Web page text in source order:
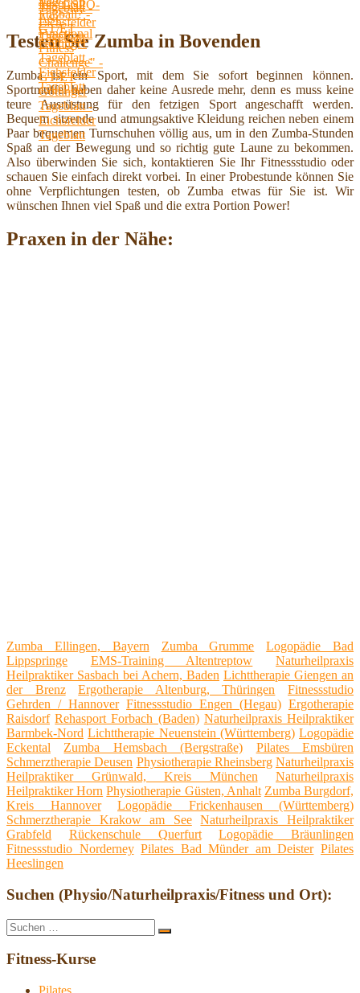
Testen Sie Zumba in Bovenden
Zumba ist ein Sport, mit dem Sie sofort beginnen können.
Sportmuffel haben daher keine Ausrede mehr, denn es muss keine
teure Ausrüstung für den fetzigen Sport angeschafft werden.
Bequem sitzende und atmungsaktive Kleidung reichen neben einem
Paar bequemen Turnschuhen völlig aus, um in den Zumba-Stunden
Spaß an der Bewegung und so richtig gute Laune zu bekommen.
Also überwinden Sie sich, kontaktieren Sie Ihr Fitnessstudio oder
schauen Sie einfach direkt vorbei. In einer Probestunde können Sie
ohne Verpflichtungen testen, ob Zumba etwas für Sie ist. Wir
wünschen Ihnen viel Spaß und die extra Portion Power!
Praxen in der Nähe:
Zumba Ellingen, Bayern Zumba Grumme
Logopädie Bad
Lippspringe
EMS-Training Altentreptow
Naturheilpraxis
Heilpraktiker Sasbach bei Achern, Baden Lichttherapie Giengen an
der Brenz
Ergotherapie Altenburg, Thüringen
Fitnessstudio
Gehrden / Hannover Fitnessstudio Engen (Hegau) Ergotherapie
Raisdorf Rehasport Forbach (Baden) Naturheilpraxis Heilpraktiker
Barmbek-Nord Lichttherapie Neuenstein (Württemberg) Logopädie
Eckental
Zumba Hemsbach (Bergstraße)
Pilates Emsbüren
Schmerztherapie Deusen Physiotherapie Rheinsberg Naturheilpraxis
Heilpraktiker Grünwald, Kreis München
Naturheilpraxis
Heilpraktiker Horn Physiotherapie Güsten, Anhalt Zumba Burgdorf,
Kreis Hannover
Logopädie Frickenhausen (Württemberg)
Schmerztherapie Krakow am See
Naturheilpraxis Heilpraktiker
Grabfeld
Rückenschule Querfurt
Logopädie Bräunlingen
Fitnessstudio Norderney Pilates Bad Münder am Deister Pilates
Heeslingen
Suchen (Physio/Naturheilpraxis/Fitness und Ort):
Suche
nach:
Suchen
Fitness-Kurse